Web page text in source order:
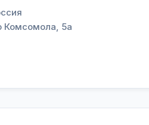
Комсомола, 5а